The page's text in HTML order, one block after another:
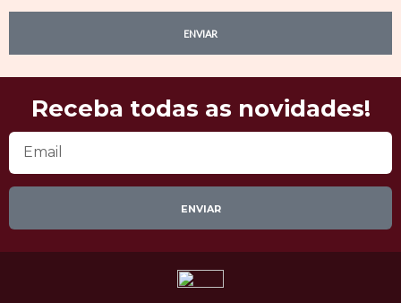
ENVIAR
Receba todas as novidades!
ENVIAR